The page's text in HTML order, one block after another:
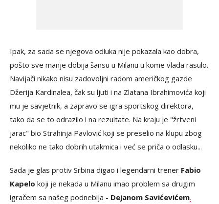
Ipak, za sada se njegova odluka nije pokazala kao dobra,
pošto sve manje dobija šansu u Milanu u kome vlada rasulo.
Navijači nikako nisu zadovoljni radom američkog gazde
Džerija Kardinalea, čak su ljuti i na Zlatana Ibrahimovića koji
mu je savjetnik, a zapravo se igra sportskog direktora,
tako da se to odrazilo i na rezultate. Na kraju je "žrtveni
jarac" bio Strahinja Pavlović koji se preselio na klupu zbog
nekoliko ne tako dobrih utakmica i već se priča o odlasku...
Sada je glas protiv Srbina digao i legendarni trener Fabio
Kapelo koji je nekada u Milanu imao problem sa drugim
igračem sa našeg podneblja - Dejanom Savićevićem.